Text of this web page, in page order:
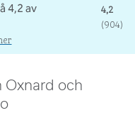
4,2
(904)
Oxnard och